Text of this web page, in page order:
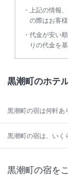
上記の情報
の際はお客
代金が安い
りの代金を
黒潮町のホテ
黒潮町の宿は何軒あ
黒潮町の宿は、いく
黒潮町の宿を